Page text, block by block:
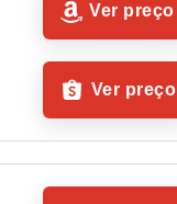
Ver preço
Ver preço